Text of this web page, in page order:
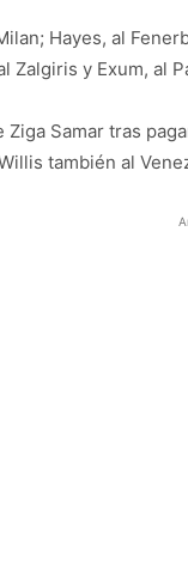
Hayes, al
Zalgiris y Exum, al
Samar tras
también al